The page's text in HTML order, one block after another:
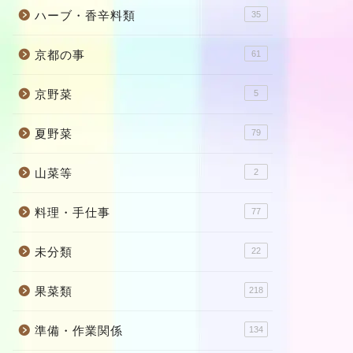
ハーブ・香辛料類 35
京都の事 61
京野菜 5
夏野菜 79
山菜等 2
料理・手仕事 77
未分類 22
果菜類 218
準備・作業関係 134